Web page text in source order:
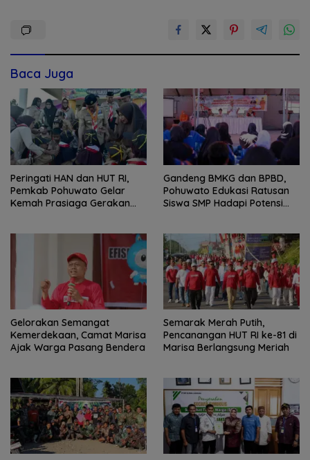
Baca Juga
Peringati HAN dan HUT RI,
Pemkab Pohuwato Gelar
Kemah Prasiaga Gerakan
Gandeng BMKG dan BPBD,
Pohuwato Edukasi Ratusan
Siswa SMP Hadapi Potensi
Gelorakan Semangat
Kemerdekaan, Camat Marisa
Ajak Warga Pasang Bendera
Semarak Merah Putih,
Pencanangan HUT RI ke-81 di
Marisa Berlangsung Meriah